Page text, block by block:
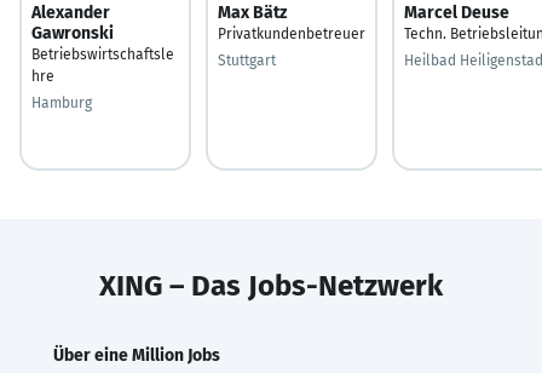
Alexander
Gawronski
Betriebswirtschaftsle
hre
Hamburg
Max Bätz
Privatkundenbetreuer
Stuttgart
Marcel Deuse
Techn.
Heilbad
XING – Das Jobs-Netzwerk
Über eine Million Jobs